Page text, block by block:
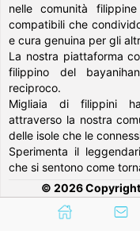
nelle comunità
compatibili che
e cura genuina per gli
La nostra piattaforma
filippino del
reciproco.
Migliaia di filippini
attraverso la nostra
delle isole che le
Sperimenta il
che si sentono come
© 2026 Copyright